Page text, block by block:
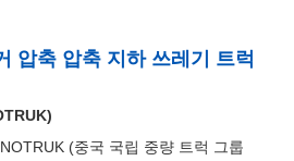
압축 압축 지하 쓰레기 트럭
(중국 국립 중량 트럭 그룹